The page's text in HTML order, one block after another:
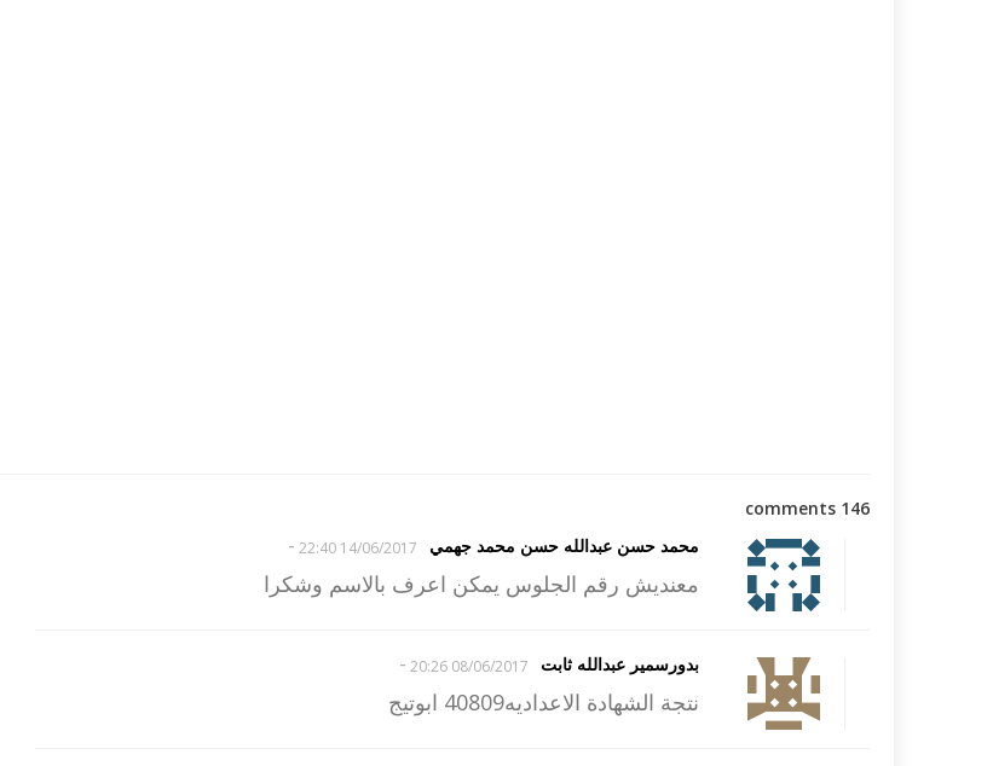
146 comments
محمد حسن عبدالله حسن محمد جهمي
14/06/2017 22:40
-
معنديش رقم الجلوس يمكن اعرف بالاسم وشكرا
بدورسمير عبدالله ثابت 08/06/2017 20:26
-
نتجة الشهادة الاعداديه40809 ابوتيج